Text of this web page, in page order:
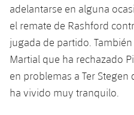
Jugadors
Fotos
Palmarés
Historia
Clasificaciones
Infantil
Alevín
Actualidad
Calendario
Entradas
Barça Atlètic
plusicon
más
Actualidad
Calendario
plusicon
más
adelantarse en alguna
el remate de Rashford
jugada de partido.
Martial que ha rechazado
en problemas a Ter
ha vivido muy tranquilo.